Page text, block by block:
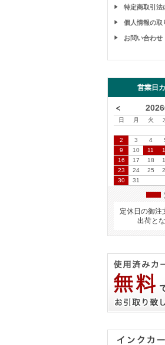
特定商取引法
個人情報の取
お問い合わせ
営業日
2026
日 月 火
2
3 4
9
10 11
16
17 18
23
24 25
30
31
定休日の御注
出荷と